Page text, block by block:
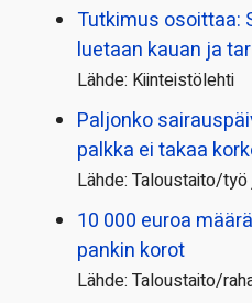
Tutkimus osoittaa:
luetaan kauan ja
Lähde: Kiinteistölehti
Paljonko
palkka ei takaa
Lähde: Taloustaito/
10 000 euroa
pankin korot
Lähde: Taloustaito/